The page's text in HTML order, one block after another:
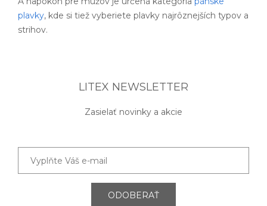
plavky, kde si tiež vyberiete plavky najrôznejších typov a
strihov.
LITEX NEWSLETTER
Zasielať novinky a akcie
ODOBERAŤ